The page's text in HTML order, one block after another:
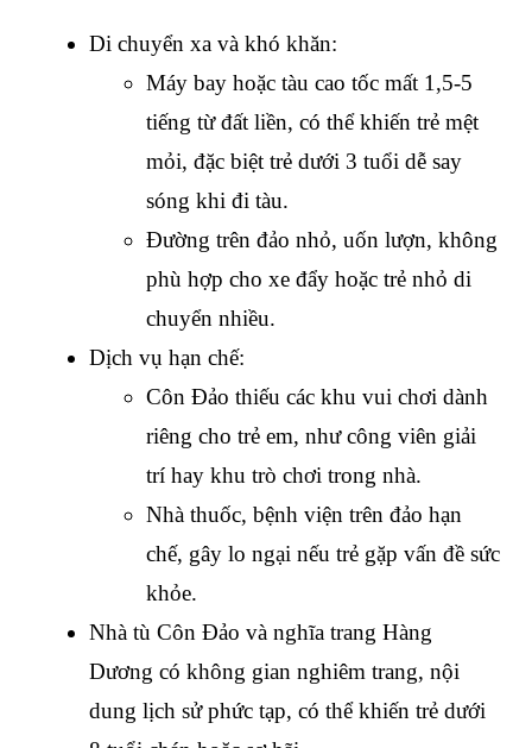
Di chuyển xa và khó khăn:
Máy bay hoặc tàu cao tốc mất 1,5-5
tiếng từ đất liền, có thể khiến trẻ mệt
mỏi, đặc biệt trẻ dưới 3 tuổi dễ say
sóng khi đi tàu.
Đường trên đảo nhỏ, uốn lượn, không
phù hợp cho xe đẩy hoặc trẻ nhỏ di
chuyển nhiều.
Dịch vụ hạn chế:
Côn Đảo thiếu các khu vui chơi dành
riêng cho trẻ em, như công viên giải
trí hay khu trò chơi trong nhà.
Nhà thuốc, bệnh viện trên đảo hạn
chế, gây lo ngại nếu trẻ gặp vấn đề sức
khỏe.
Nhà tù Côn Đảo và nghĩa trang Hàng
Dương có không gian nghiêm trang, nội
dung lịch sử phức tạp, có thể khiến trẻ dưới